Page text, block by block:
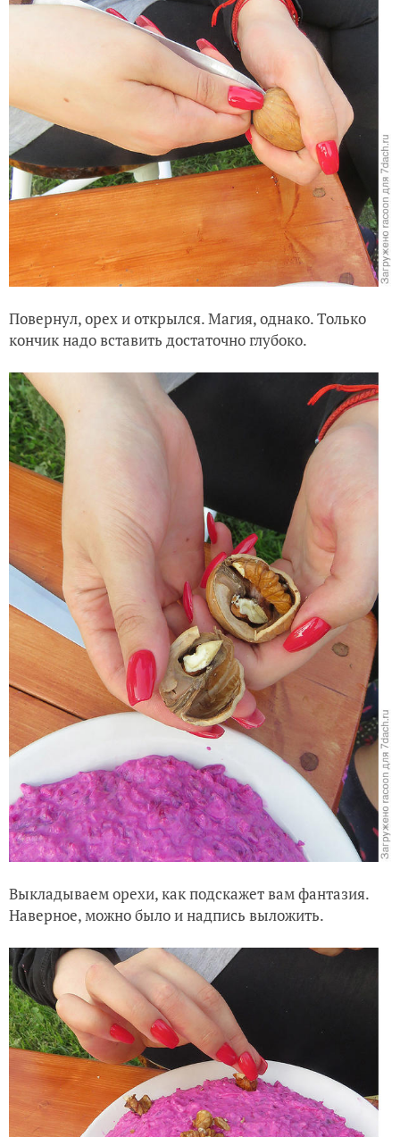
Повернул, орех и открылся. Магия, однако. Только
кончик надо вставить достаточно глубоко.
Выкладываем орехи, как подскажет вам фантазия.
Наверное, можно было и надпись выложить.